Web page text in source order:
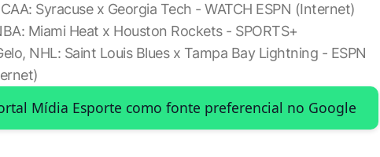
Syracuse x Georgia Tech - WATCH ESPN (Internet)
Miami Heat x Houston Rockets - SPORTS+
NHL: Saint Louis Blues x Tampa Bay Lightning - ESPN
Mídia Esporte como fonte preferencial no Google